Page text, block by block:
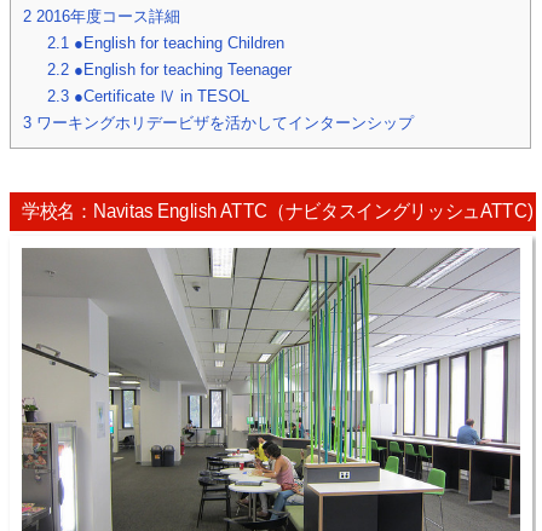
2 2016年度コース詳細
2.1 ●English for teaching Children
2.2 ●English for teaching Teenager
2.3 ●Certificate Ⅳ in TESOL
3 ワーキングホリデービザを活かしてインターンシップ
学校名：Navitas English ATTC（ナビタスイングリッシュATTC)